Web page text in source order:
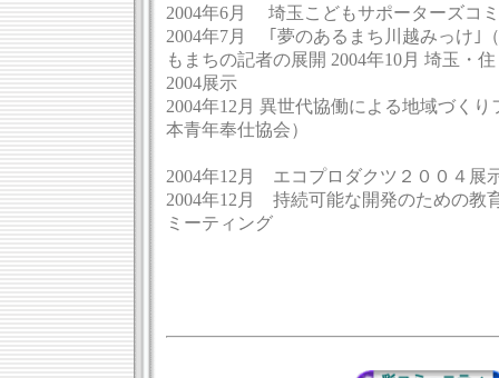
2004年6月 埼玉こどもサポーターズコ
2004年7月 ｢夢のあるまち川越みっけ｣
もまちの記者の展開 2004年10月 埼玉・
2004展示
2004年12月 異世代協働による地域づく
本青年奉仕協会）
2004年12月 エコプロダクツ２００４展
2004年12月 持続可能な開発のための教
ミーティング